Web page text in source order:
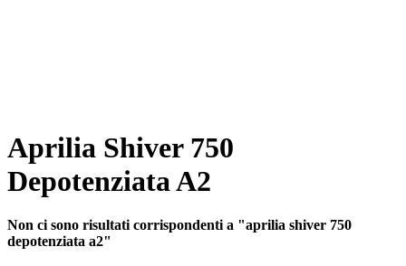
Aprilia Shiver 750
Depotenziata A2
Non ci sono risultati corrispondenti a "aprilia shiver 750
depotenziata a2"